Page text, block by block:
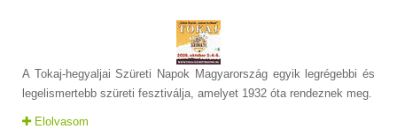
A Tokaj-hegyaljai Szüreti Napok Magyarország egyik legrégebbi és
legelismertebb szüreti fesztiválja, amelyet 1932 óta rendeznek meg.
Elolvasom